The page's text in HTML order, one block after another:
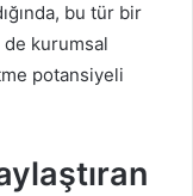
bu tür bir
kurumsal
potansiyeli